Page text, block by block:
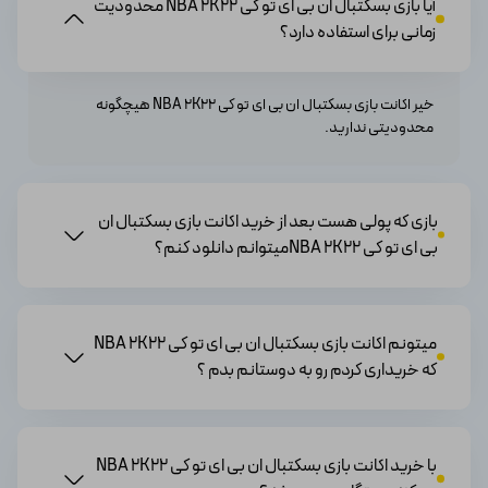
از مهمترین مزایای این بازی میتوانیم به این موارد اشاره داشته
باشیم:
·تنوع بی‌نظیر در بخش‌های مختلف
·حالت‌ آنلاین جذاب
·قابلیت ارتقا و بهبود بازیکنان
مشخصات فنی بازی بسکتبال ان بی ای تو
Series X/S، PlayStation 4، Xbox One، و سیستم عامل
آیا بازی بسکتبال ان بی ای تو کی NBA 2K22 محدودیت
زمانی برای استفاده دارد؟
خیر اکانت بازی بسکتبال ان بی ای تو کی NBA 2K22 هیچگونه
محدودیتی ندارید.
بازی که پولی هست بعد از خرید اکانت بازی بسکتبال ان
بی ای تو کی NBA 2K22میتوانم دانلود کنم؟
میتونم اکانت بازی بسکتبال ان بی ای تو کی NBA 2K22
که خریداری کردم رو به دوستانم بدم ؟
با خرید اکانت بازی بسکتبال ان بی ای تو کی NBA 2K22